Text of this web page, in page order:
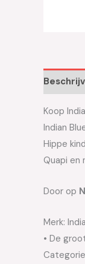
Koop
Indian
Hippe
Quapi en
Door op
Merk:
• De